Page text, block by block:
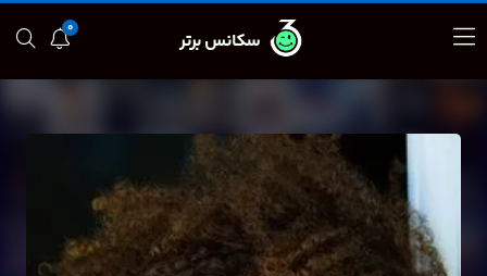
0
سکانس برتر